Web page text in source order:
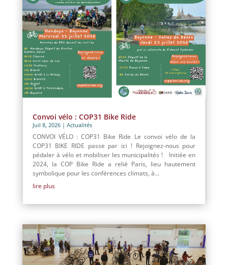
Convoi vélo : COP31 Bike Ride
Juil 8, 2026| Actualités
CONVOI VÉLO : COP31 Bike Ride Le convoi vélo de la
COP31 BIKE RIDE passe par ici ! Rejoignez-nous pour
pédaler à vélo et mobiliser les municipalités ! Initiée en
2024, la COP Bike Ride a relié Paris, lieu hautement
symbolique pour les conférences climats, à...
lire plus